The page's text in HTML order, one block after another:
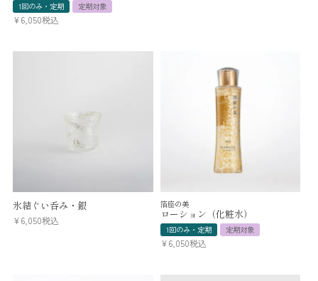
1回のみ・定期 定期対象
¥6,050税込
氷結ぐい呑み・銀
¥6,050税込
箔座の美
ローション（化粧水）
1回のみ・定期 定期対象
¥6,050税込